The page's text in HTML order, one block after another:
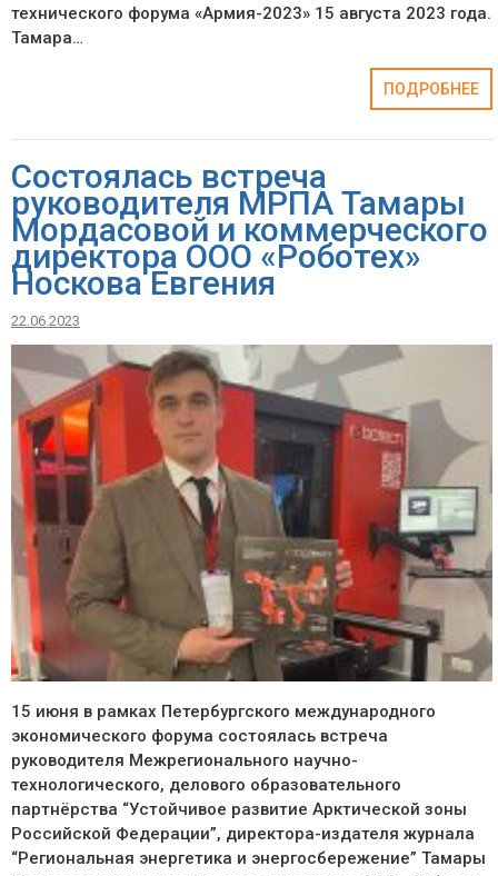
технического форума «Армия-2023» 15 августа 2023 года.
Тамара…
ПОДРОБНЕЕ
Состоялась встреча
руководителя МРПА Тамары
Мордасовой и коммерческого
директора ООО «Роботех»
Носкова Евгения
22.06.2023
15 июня в рамках Петербургского международного
экономического форума состоялась встреча
руководителя Межрегионального научно-
технологического, делового образовательного
партнёрства “Устойчивое развитие Арктической зоны
Российской Федерации”, директора-издателя журнала
“Региональная энергетика и энергосбережение” Тамары